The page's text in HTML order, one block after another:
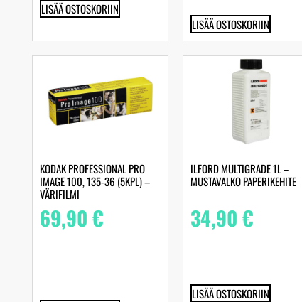
LISÄÄ OSTOSKORIIN
LISÄÄ OSTOSKORIIN
KODAK PROFESSIONAL PRO
IMAGE 100, 135-36 (5KPL) –
VÄRIFILMI
69,90€
ILFORD MULTIGRADE 1L –
MUSTAVALKO PAPERIKEHITE
34,90€
LISÄÄ OSTOSKORIIN